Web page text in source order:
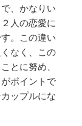
、かなりい
人の恋愛に
。この違い
なく、この
とに努め、
ポイントで
ップルにな